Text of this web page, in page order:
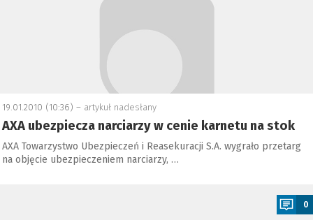
19.01.2010 (10:36) – artykuł nadesłany
AXA ubezpiecza narciarzy w cenie karnetu na stok
AXA Towarzystwo Ubezpieczeń i Reasekuracji S.A. wygrało przetarg
na objęcie ubezpieczeniem narciarzy, …
0